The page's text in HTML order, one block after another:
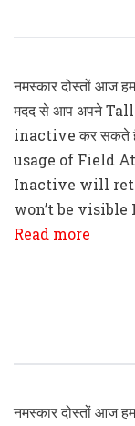
नमस्कार दोस्तों आज
मदद से आप अपने
inactive कर सकते
usage of Field
Inactive will
won’t be
Read more
नमस्कार दोस्तों आज